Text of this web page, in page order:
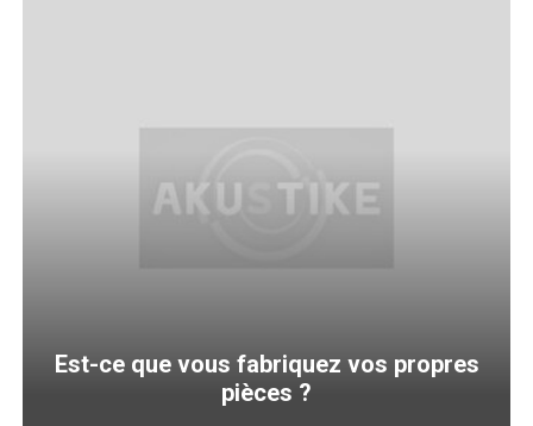
Est-ce que vous fabriquez vos propres
pièces ?